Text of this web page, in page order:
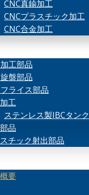
CNC真鍮加工
CNCプラスチック加工
CNC合金加工
工部品
盤部品
ライス部品
工
ステンレス製IBCタンク
品
チック射出部品
要